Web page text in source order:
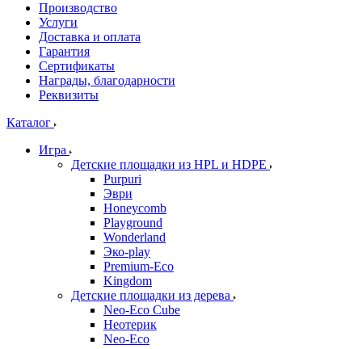
Производство
Услуги
Доставка и оплата
Гарантия
Сертификаты
Награды, благодарности
Реквизиты
Каталог
Игра
Детские площадки из HPL и HDPE
Purpuri
Эври
Honeycomb
Playground
Wonderland
Эко-play
Premium-Eco
Kingdom
Детские площадки из дерева
Neo-Eco Cube
Неотерик
Neo-Eco